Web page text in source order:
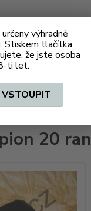
výhradně
Stiskem tlačítka
že jste osoba
ti let.
VSTOUPIT
Hledat
20 ran
20 ran